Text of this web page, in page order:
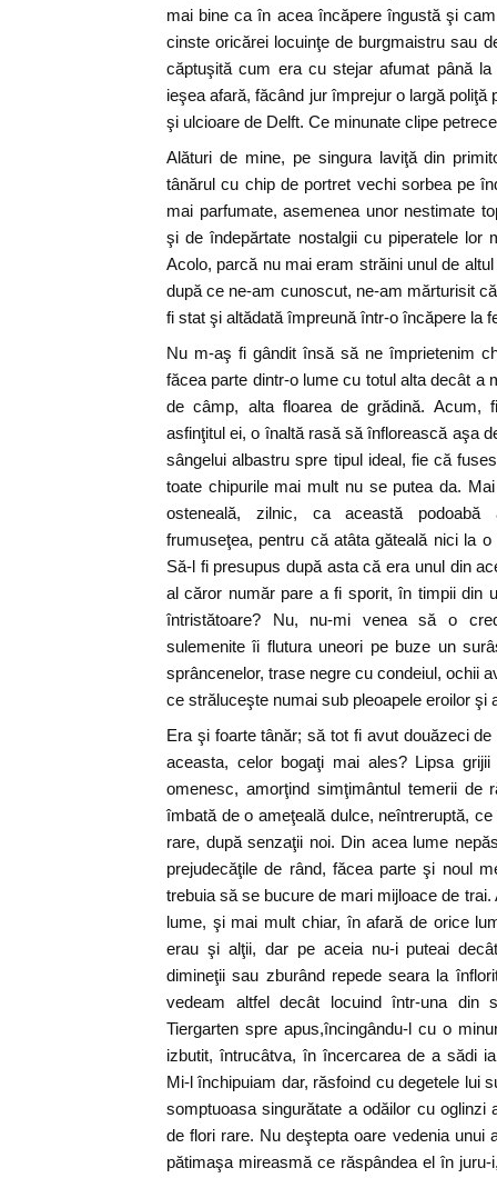
mai bine ca în acea încăpere îngustă şi
cinste oricărei locuinţe de burgmaistru sau
căptuşită cum era cu stejar afumat până la
ieşea afară, făcând jur împrejur o largă
şi ulcioare de Delft. Ce minunate clipe
Alături de mine, pe singura laviţă din
tânărul cu chip de portret vechi sorbea pe
mai parfumate, asemenea unor nestimate
şi de îndepărtate nostalgii cu piperatele lor
Acolo, parcă nu mai eram străini unul de
după ce ne-am cunoscut, ne-am mărturisit
fi stat şi altădată împreună într-o încăpere la
Nu m-aş fi gândit însă să ne împrietenim
făcea parte dintr-o lume cu totul alta decât a
de câmp, alta floarea de grădină. Acum,
asfinţitul ei, o înaltă rasă să înflorească aşa
sângelui albastru spre tipul ideal, fie că
toate chipurile mai mult nu se putea da.
osteneală, zilnic, ca această podoabă
frumuseţea, pentru că atâta găteală nici la
Să-l fi presupus după asta că era unul din
al căror număr pare a fi sporit, în timpii din
întristătoare? Nu, nu-mi venea să o
sulemenite îi flutura uneori pe buze un
sprâncenelor, trase negre cu condeiul, ochii
ce străluceşte numai sub pleoapele eroilor şi
Era şi foarte tânăr; să tot fi avut douăzeci
aceasta, celor bogaţi mai ales? Lipsa
omenesc, amorţind simţimântul temerii de
îmbată de o ameţeală dulce, neîntreruptă,
rare, după senzaţii noi. Din acea lume
prejudecăţile de rând, făcea parte şi noul
trebuia să se bucure de mari mijloace de
lume, şi mai mult chiar, în afară de orice
erau şi alţii, dar pe aceia nu-i puteai
dimineţii sau zburând repede seara la
vedeam altfel decât locuind într-una din
Tiergarten spre apus,încingându-l cu o
izbutit, întrucâtva, în încercarea de a sădi
Mi-l închipuiam dar, răsfoind cu degetele lui
somptuoasa singurătate a odăilor cu oglinzi
de flori rare. Nu deştepta oare vedenia unui
pătimaşa mireasmă ce răspândea el în